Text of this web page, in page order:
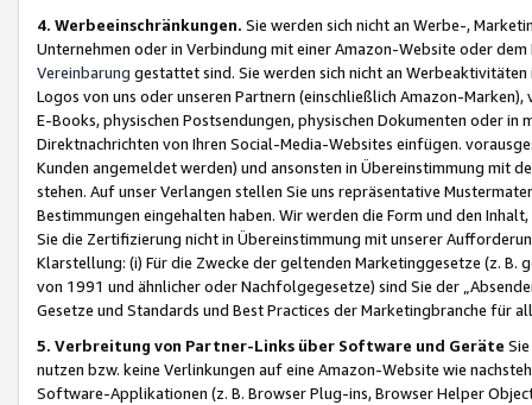
4. Werbeeinschränkungen. Sie werden sich nicht an Werbe-,
Unternehmen oder in Verbindung mit einer Amazon-Website oder
Vereinbarung gestattet sind. Sie werden sich nicht an
Logos von uns oder unseren Partnern (einschließlich Amazon-
E-Books, physischen Postsendungen, physischen Dokumenten oder in
Direktnachrichten von Ihren Social-Media-Websites einfügen.
Kunden angemeldet werden) und ansonsten in Übereinstimmung mit
stehen. Auf unser Verlangen stellen Sie uns repräsentative
Bestimmungen eingehalten haben. Wir werden die Form und den
Sie die Zertifizierung nicht in Übereinstimmung mit unserer
Klarstellung: (i) Für die Zwecke der geltenden Marketinggesetze (z. B.
von 1991 und ähnlicher oder Nachfolgegesetze) sind Sie der
Gesetze und Standards und Best Practices der Marketingbranche für
5. Verbreitung von Partner-Links über Software und Geräte
nutzen bzw. keine Verlinkungen auf eine Amazon-Website wie
Software-Applikationen (z. B. Browser Plug-ins, Browser Helper